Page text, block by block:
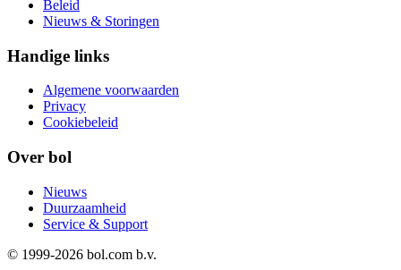
Beleid
Nieuws & Storingen
Handige links
Algemene voorwaarden
Privacy
Cookiebeleid
Over bol
Nieuws
Duurzaamheid
Service & Support
© 1999-2026 bol.com b.v.